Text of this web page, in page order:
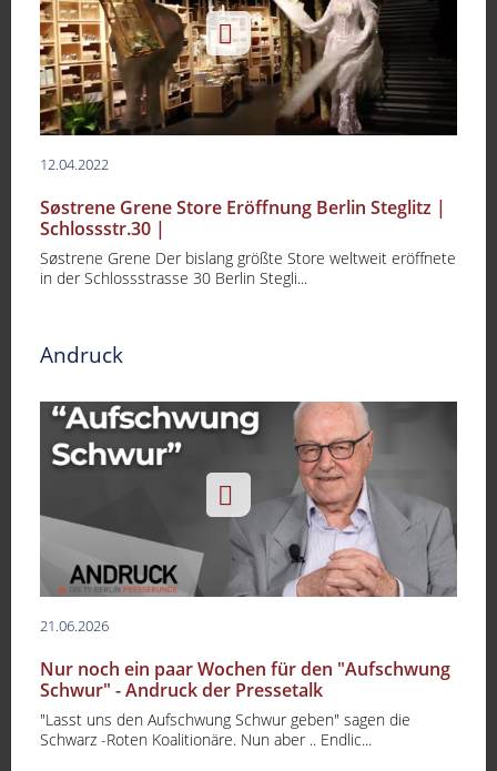
12.04.2022
Søstrene Grene Store Eröffnung Berlin Steglitz |
Schlossstr.30 |
Søstrene Grene Der bislang größte Store weltweit eröffnete
in der Schlossstrasse 30 Berlin Stegli...
Andruck
21.06.2026
Nur noch ein paar Wochen für den "Aufschwung
Schwur" - Andruck der Pressetalk
"Lasst uns den Aufschwung Schwur geben" sagen die
Schwarz -Roten Koalitionäre. Nun aber .. Endlic...